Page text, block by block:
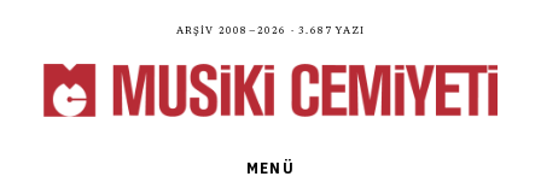
Arşiv 2008—2026 · 3.687 yazı
MENÜ